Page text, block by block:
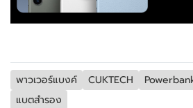
พาวเวอร์แบงค์ CUKTECH
แบตสำรอง